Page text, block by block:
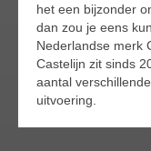
het een bijzonder
dan zou je eens
Nederlandse merk
Castelijn zit sinds
aantal
uitvoering.